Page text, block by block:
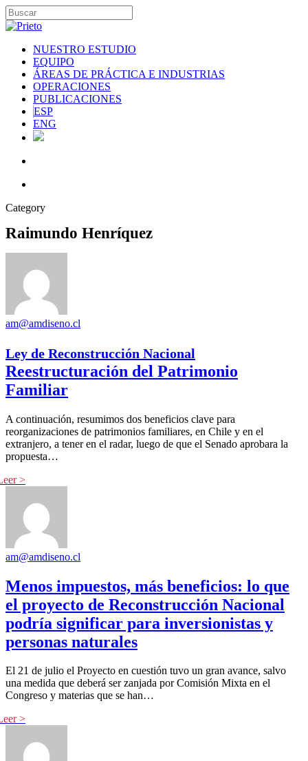
NUESTRO ESTUDIO
EQUIPO
ÁREAS DE PRÁCTICA E INDUSTRIAS
OPERACIONES
PUBLICACIONES
ESP
ENG
Category
Raimundo Henríquez
am@amdiseno.cl
Ley de Reconstrucción Nacional
Reestructuración del Patrimonio
Familiar
A continuación, resumimos dos beneficios clave para
reorganizaciones de patrimonios familiares, en Chile y en el
extranjero, a tener en el radar, luego de que el Senado aprobara la
propuesta…
am@amdiseno.cl
Menos impuestos, más beneficios: lo que
el proyecto de Reconstrucción Nacional
podría significar para inversionistas y
personas naturales
El 21 de julio el Proyecto en cuestión tuvo un gran avance, salvo
una medida que deberá ser zanjada por Comisión Mixta en el
Congreso y materias que se han…